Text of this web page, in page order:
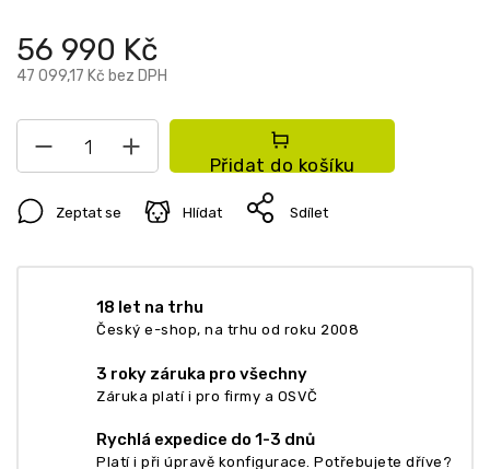
56 990 Kč
47 099,17 Kč bez DPH
Přidat do košíku
Zeptat se Hlídat Sdílet
18 let na trhu
Český e-shop, na trhu od roku 2008
3 roky záruka pro všechny
Záruka platí i pro firmy a OSVČ
Rychlá expedice do 1-3 dnů
Platí i při úpravě konfigurace. Potřebujete dříve?